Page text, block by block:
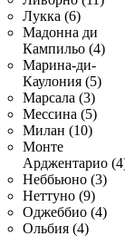
Лукка (6)
Мадонна ди
Кампильо (4)
Марина-ди-
Каулония (5)
Марсала (3)
Мессина (5)
Милан (10)
Монте
Арджентарио
Неббьюно (3)
Неттуно (9)
Оджеббио (4)
Ольбия (4)